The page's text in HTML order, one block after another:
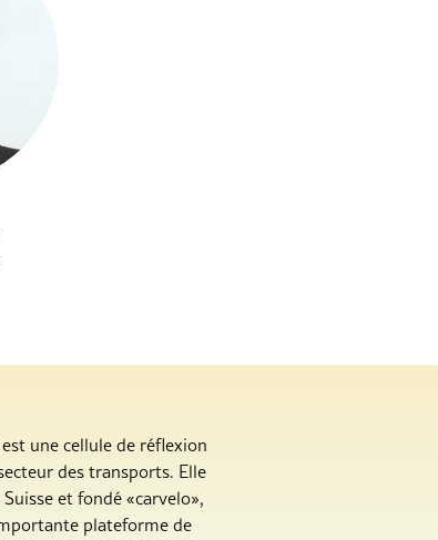
une cellule de réflexion
des transports. Elle
et fondé «carvelo»,
plateforme de